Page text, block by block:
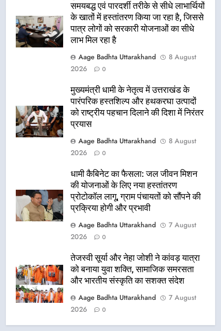
समयबद्ध एवं पारदर्शी तरीके से सीधे लाभार्थियों
के खातों में हस्तांतरण किया जा रहा है, जिससे
पात्र लोगों को सरकारी योजनाओं का सीधे
लाभ मिल रहा है
Aage Badhta Uttarakhand
8 August
2026
0
मुख्यमंत्री धामी के नेतृत्व में उत्तराखंड के
पारंपरिक हस्तशिल्प और हथकरघा उत्पादों
को राष्ट्रीय पहचान दिलाने की दिशा में निरंतर
प्रयास
Aage Badhta Uttarakhand
8 August
2026
0
धामी कैबिनेट का फैसला: जल जीवन मिशन
की योजनाओं के लिए नया हस्तांतरण
प्रोटोकॉल लागू, ग्राम पंचायतों को सौंपने की
प्रक्रिया होगी और प्रभावी
Aage Badhta Uttarakhand
7 August
2026
0
तेजस्वी सूर्या और नेहा जोशी ने कांवड़ यात्रा
को बनाया युवा शक्ति, सामाजिक समरसता
और भारतीय संस्कृति का सशक्त संदेश
Aage Badhta Uttarakhand
7 August
2026
0